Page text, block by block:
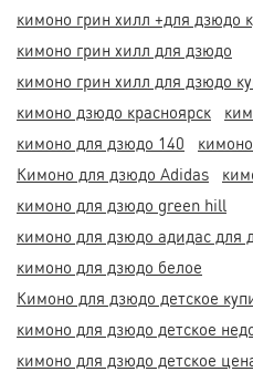
кимоно грин хилл +для дзюдо
кимоно грин хилл для дзюдо
кимоно грин хилл для дзюдо
кимоно дзюдо красноярск
кимоно для дзюдо 140
Кимоно для дзюдо Adidas
кимоно для дзюдо green hill
кимоно для дзюдо адидас для
кимоно для дзюдо белое
Кимоно для дзюдо детское
кимоно для дзюдо детское
кимоно для дзюдо детское